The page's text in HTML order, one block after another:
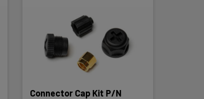
Connector Cap Kit P/N